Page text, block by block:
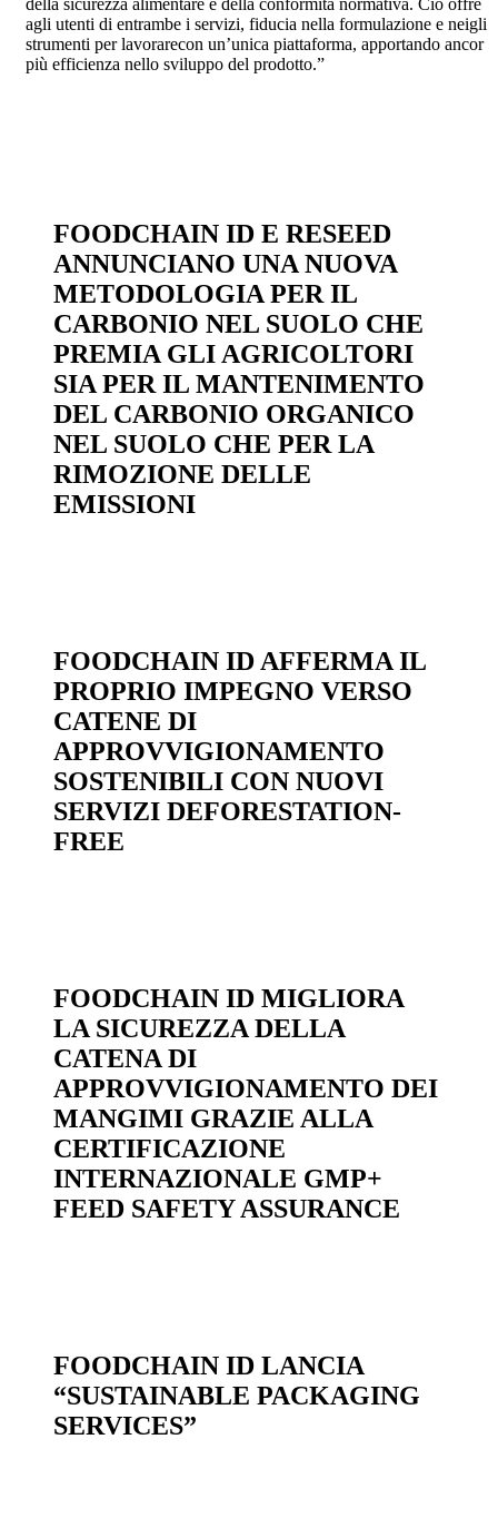
della sicurezza alimentare e della conformità normativa. Ciò offre
agli utenti di entrambe i servizi, fiducia nella formulazione e neigli
strumenti per lavorarecon un’unica piattaforma, apportando ancor
più efficienza nello sviluppo del prodotto.”
FOODCHAIN ID E RESEED
ANNUNCIANO UNA NUOVA
METODOLOGIA PER IL
CARBONIO NEL SUOLO CHE
PREMIA GLI AGRICOLTORI
SIA PER IL MANTENIMENTO
DEL CARBONIO ORGANICO
NEL SUOLO CHE PER LA
RIMOZIONE DELLE
EMISSIONI
FOODCHAIN ID AFFERMA IL
PROPRIO IMPEGNO VERSO
CATENE DI
APPROVVIGIONAMENTO
SOSTENIBILI CON NUOVI
SERVIZI DEFORESTATION-
FREE
FOODCHAIN ID MIGLIORA
LA SICUREZZA DELLA
CATENA DI
APPROVVIGIONAMENTO DEI
MANGIMI GRAZIE ALLA
CERTIFICAZIONE
INTERNAZIONALE GMP+
FEED SAFETY ASSURANCE
FOODCHAIN ID LANCIA
“SUSTAINABLE PACKAGING
SERVICES”